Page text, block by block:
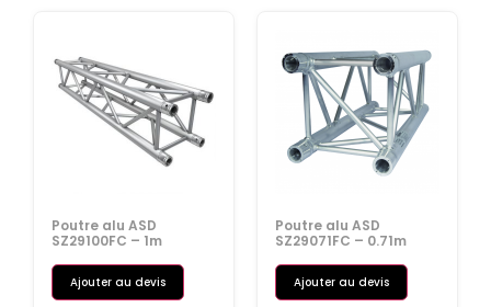
Poutre alu ASD
SZ29100FC – 1m
Ajouter au devis
Poutre alu ASD
SZ29071FC – 0.71m
Ajouter au devis